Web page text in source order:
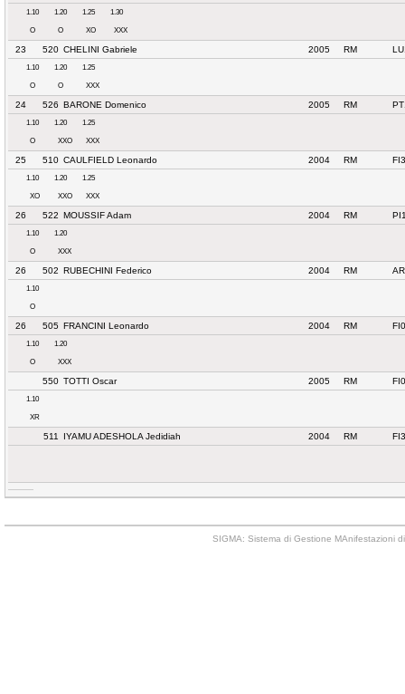
1.10 1.20 1.25 1.30
O O XO XXX
23 520 CHELINI Gabriele 2005 RM
1.10 1.20 1.25
O O XXX
24 526 BARONE Domenico 2005 RM
1.10 1.20 1.25
O XXO XXX
25 510 CAULFIELD Leonardo 2004 RM
1.10 1.20 1.25
XO XXO XXX
26 522 MOUSSIF Adam 2004 RM
1.10 1.20
O XXX
26 502 RUBECHINI Federico 2004 RM
1.10
O
26 505 FRANCINI Leonardo 2004 RM
1.10 1.20
O XXX
550 TOTTI Oscar 2005 RM
1.10
XR
511 IYAMU ADESHOLA Jedidiah 2004 RM
SIGMA: Sistema di Gestione MAnifestazioni